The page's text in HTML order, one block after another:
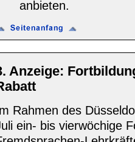
anbieten.
Anzeige:
Rahmen des
ein- bis vierwöchige